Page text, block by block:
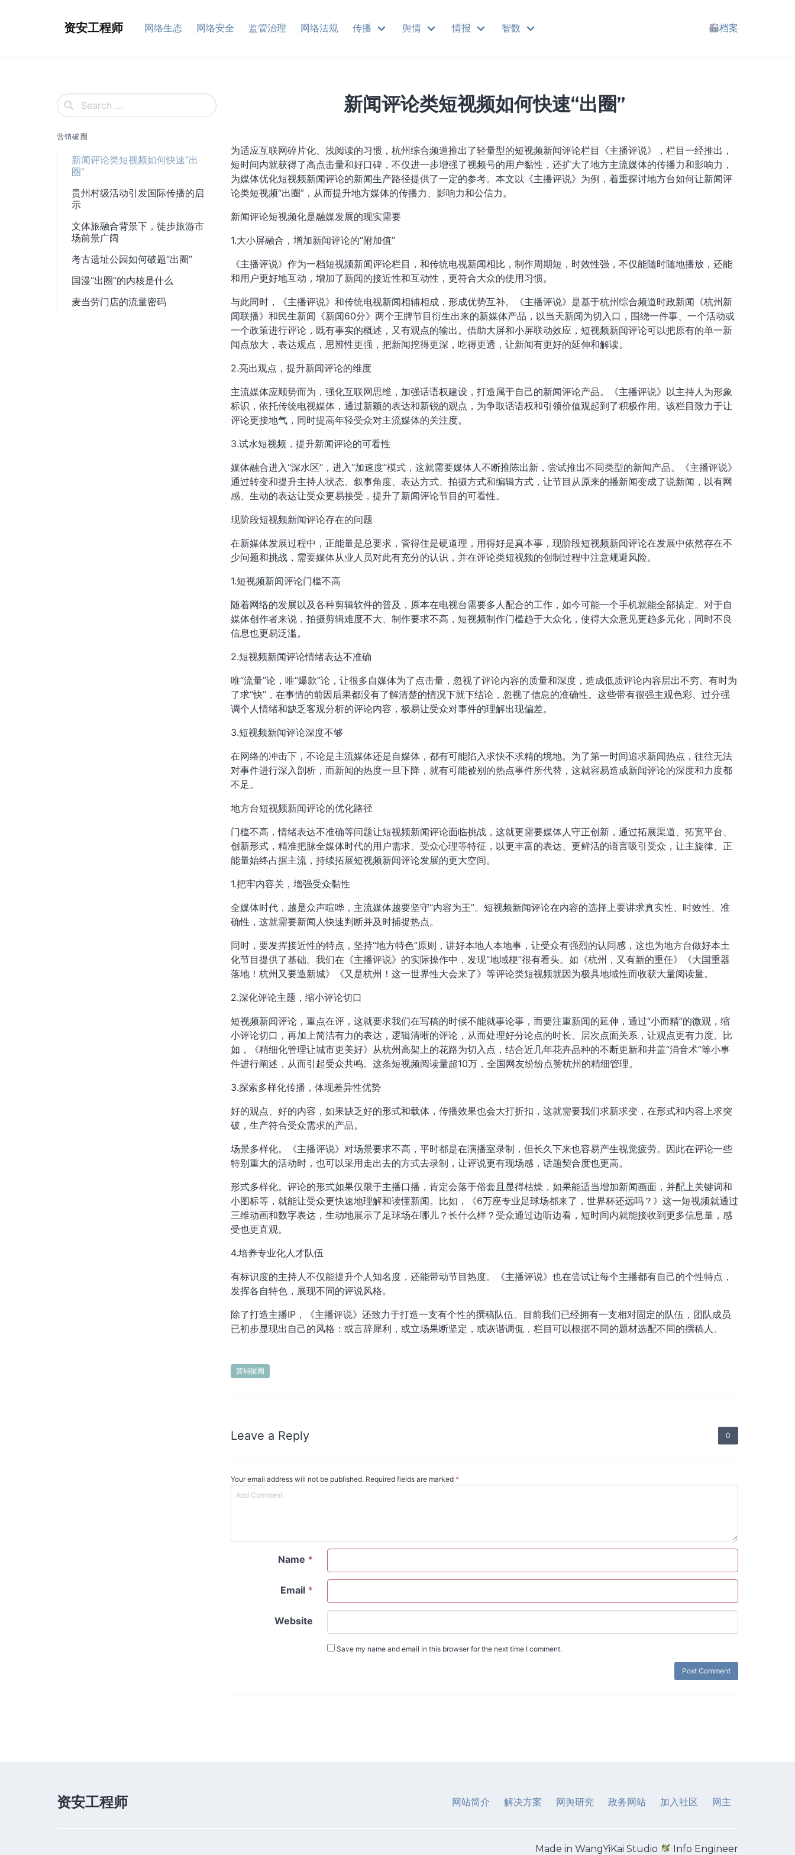
资安工程师 网络生态 网络安全 监管治理 网络法规 传播 舆情 情报 智数 档案
营销破圈
新闻评论类短视频如何快速“出
圈”
贵州村级活动引发国际传播的启
示
​文体旅融合背景下，徒步旅游市
场前景广阔
考古遗址公园如何破题“出圈”
国漫“出圈”的内核是什么
麦当劳门店的流量密码
新闻评论类短视频如何快速“出圈”
为适应互联网碎片化、浅阅读的习惯，杭州综合频道推出了轻量型的短视频新闻评论栏目《主播评说》，栏目一经推出，
短时间内就获得了高点击量和好口碑，不仅进一步增强了视频号的用户黏性，还扩大了地方主流媒体的传播力和影响力，
为媒体优化短视频新闻评论的新闻生产路径提供了一定的参考。本文以《主播评说》为例，着重探讨地方台如何让新闻评
论类短视频“出圈”，从而提升地方媒体的传播力、影响力和公信力。
新闻评论短视频化是融媒发展的现实需要
1.大小屏融合，增加新闻评论的“附加值”
《主播评说》作为一档短视频新闻评论栏目，和传统电视新闻相比，制作周期短，时效性强，不仅能随时随地播放，还能
和用户更好地互动，增加了新闻的接近性和互动性，更符合大众的使用习惯。
与此同时，《主播评说》和传统电视新闻相辅相成，形成优势互补。《主播评说》是基于杭州综合频道时政新闻《杭州新
闻联播》和民生新闻《新闻60分》两个王牌节目衍生出来的新媒体产品，以当天新闻为切入口，围绕一件事、一个活动或
一个政策进行评论，既有事实的概述，又有观点的输出。借助大屏和小屏联动效应，短视频新闻评论可以把原有的单一新
闻点放大，表达观点，思辨性更强，把新闻挖得更深，吃得更透，让新闻有更好的延伸和解读。
2.亮出观点，提升新闻评论的维度
主流媒体应顺势而为，强化互联网思维，加强话语权建设，打造属于自己的新闻评论产品。《主播评说》以主持人为形象
标识，依托传统电视媒体，通过新颖的表达和新锐的观点，为争取话语权和引领价值观起到了积极作用。该栏目致力于让
评论更接地气，同时提高年轻受众对主流媒体的关注度。
3.试水短视频，提升新闻评论的可看性
媒体融合进入“深水区”，进入“加速度”模式，这就需要媒体人不断推陈出新，尝试推出不同类型的新闻产品。《主播评说》
通过转变和提升主持人状态、叙事角度、表达方式、拍摄方式和编辑方式，让节目从原来的播新闻变成了说新闻，以有网
感、生动的表达让受众更易接受，提升了新闻评论节目的可看性。
现阶段短视频新闻评论存在的问题
在新媒体发展过程中，正能量是总要求，管得住是硬道理，用得好是真本事，现阶段短视频新闻评论在发展中依然存在不
少问题和挑战，需要媒体从业人员对此有充分的认识，并在评论类短视频的创制过程中注意规避风险。
1.短视频新闻评论门槛不高
随着网络的发展以及各种剪辑软件的普及，原本在电视台需要多人配合的工作，如今可能一个手机就能全部搞定。对于自
媒体创作者来说，拍摄剪辑难度不大、制作要求不高，短视频制作门槛趋于大众化，使得大众意见更趋多元化，同时不良
信息也更易泛滥。
2.短视频新闻评论情绪表达不准确
唯“流量”论，唯“爆款”论，让很多自媒体为了点击量，忽视了评论内容的质量和深度，造成低质评论内容层出不穷。有时为
了求“快”，在事情的前因后果都没有了解清楚的情况下就下结论，忽视了信息的准确性。这些带有很强主观色彩、过分强
调个人情绪和缺乏客观分析的评论内容，极易让受众对事件的理解出现偏差。
3.短视频新闻评论深度不够
在网络的冲击下，不论是主流媒体还是自媒体，都有可能陷入求快不求精的境地。为了第一时间追求新闻热点，往往无法
对事件进行深入剖析，而新闻的热度一旦下降，就有可能被别的热点事件所代替，这就容易造成新闻评论的深度和力度都
不足。
地方台短视频新闻评论的优化路径
门槛不高，情绪表达不准确等问题让短视频新闻评论面临挑战，这就更需要媒体人守正创新，通过拓展渠道、拓宽平台、
创新形式，精准把脉全媒体时代的用户需求、受众心理等特征，以更丰富的表达、更鲜活的语言吸引受众，让主旋律、正
能量始终占据主流，持续拓展短视频新闻评论发展的更大空间。
1.把牢内容关，增强受众黏性
全媒体时代，越是众声喧哗，主流媒体越要坚守“内容为王”。短视频新闻评论在内容的选择上要讲求真实性、时效性、准
确性，这就需要新闻人快速判断并及时捕捉热点。
同时，要发挥接近性的特点，坚持“地方特色”原则，讲好本地人本地事，让受众有强烈的认同感，这也为地方台做好本土
化节目提供了基础。我们在《主播评说》的实际操作中，发现“地域梗”很有看头。如《杭州，又有新的重任》《大国重器
落地！杭州又要造新城》《又是杭州！这一世界性大会来了》等评论类短视频就因为极具地域性而收获大量阅读量。
2.深化评论主题，缩小评论切口
短视频新闻评论，重点在评，这就要求我们在写稿的时候不能就事论事，而要注重新闻的延伸，通过“小而精”的微观，缩
小评论切口，再加上简洁有力的表达，逻辑清晰的评论，从而处理好分论点的时长、层次点面关系，让观点更有力度。比
如，《精细化管理让城市更美好》从杭州高架上的花路为切入点，结合近几年花卉品种的不断更新和井盖“消音术”等小事
件进行阐述，从而引起受众共鸣。这条短视频阅读量超10万，全国网友纷纷点赞杭州的精细管理。
3.探索多样化传播，体现差异性优势
好的观点、好的内容，如果缺乏好的形式和载体，传播效果也会大打折扣，这就需要我们求新求变，在形式和内容上求突
破，生产符合受众需求的产品。
场景多样化。《主播评说》对场景要求不高，平时都是在演播室录制，但长久下来也容易产生视觉疲劳。因此在评论一些
特别重大的活动时，也可以采用走出去的方式去录制，让评说更有现场感，话题契合度也更高。
形式多样化。评论的形式如果仅限于主播口播，肯定会落于俗套且显得枯燥，如果能适当增加新闻画面，并配上关键词和
小图标等，就能让受众更快速地理解和读懂新闻。比如，《6万座专业足球场都来了，世界杯还远吗？》这一短视频就通过
三维动画和数字表达，生动地展示了足球场在哪儿？长什么样？受众通过边听边看，短时间内就能接收到更多信息量，感
受也更直观。
4.培养专业化人才队伍
有标识度的主持人不仅能提升个人知名度，还能带动节目热度。《主播评说》也在尝试让每个主播都有自己的个性特点，
发挥各自特色，展现不同的评说风格。
除了打造主播IP，《主播评说》还致力于打造一支有个性的撰稿队伍。目前我们已经拥有一支相对固定的队伍，团队成员
已初步显现出自己的风格：或言辞犀利，或立场果断坚定，或诙谐调侃，栏目可以根据不同的题材选配不同的撰稿人。
营销破圈
Leave a Reply 0
Your email address will not be published. Required fields are marked *
Name *
Email *
Website
Save my name and email in this browser for the next time I comment.
资安工程师 网站简介 解决方案 网舆研究 政务网站 加入社区 网主
Made in WangYiKai Studio Info Engineer